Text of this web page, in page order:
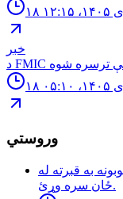
خبر
وروستي
به قبرته له
ځان سره وړئ.